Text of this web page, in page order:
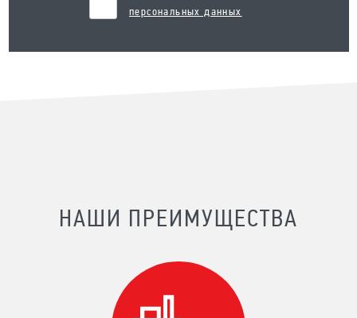
персональных данных
НАШИ ПРЕИМУЩЕСТВА